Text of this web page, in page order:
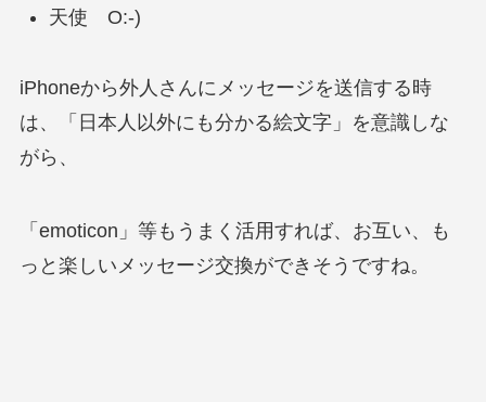
天使 O:-)
iPhoneから外人さんにメッセージを送信する時
は、「日本人以外にも分かる絵文字」を意識しな
がら、
「emoticon」等もうまく活用すれば、お互い、も
っと楽しいメッセージ交換ができそうですね。